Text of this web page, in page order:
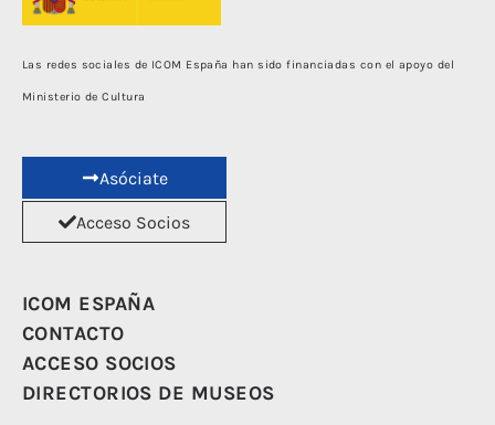
Las redes sociales de ICOM España han sido financiadas con el apoyo del
Ministerio de Cultura
Asóciate
Acceso Socios
ICOM ESPAÑA
CONTACTO
ACCESO SOCIOS
DIRECTORIOS DE MUSEOS